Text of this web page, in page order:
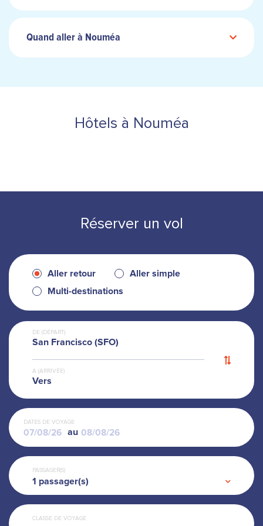
Quand aller à Nouméa
Hôtels à Nouméa
Réserver un vol
Aller retour
Aller simple
Multi-destinations
DE (DÉPART)
San Francisco (SFO)
A (ARRIVÉE)
Vers
DATES DE VOYAGE
au
PASSAGER(S)
1 passager(s)
CLASSE DE VOYAGE